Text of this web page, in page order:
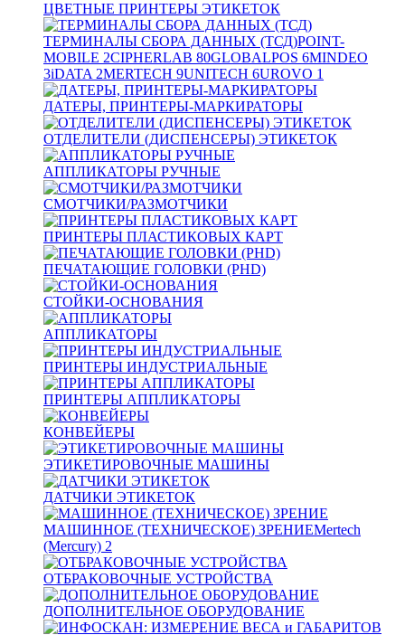
ЦВЕТНЫЕ ПРИНТЕРЫ ЭТИКЕТОК
ТЕРМИНАЛЫ СБОРА ДАННЫХ (ТСД)POINT-
MOBILE 2CIPHERLAB 80GLOBALPOS 6MINDEO
3iDATA 2MERTECH 9UNITECH 6UROVO 1
ДАТЕРЫ, ПРИНТЕРЫ-МАРКИРАТОРЫ
ОТДЕЛИТЕЛИ (ДИСПЕНСЕРЫ) ЭТИКЕТОК
АППЛИКАТОРЫ РУЧНЫЕ
СМОТЧИКИ/РАЗМОТЧИКИ
ПРИНТЕРЫ ПЛАСТИКОВЫХ КАРТ
ПЕЧАТАЮЩИЕ ГОЛОВКИ (PHD)
СТОЙКИ-ОСНОВАНИЯ
АППЛИКАТОРЫ
ПРИНТЕРЫ ИНДУСТРИАЛЬНЫЕ
ПРИНТЕРЫ АППЛИКАТОРЫ
КОНВЕЙЕРЫ
ЭТИКЕТИРОВОЧНЫЕ МАШИНЫ
ДАТЧИКИ ЭТИКЕТОК
МАШИННОЕ (ТЕХНИЧЕСКОЕ) ЗРЕНИЕMertech
(Mercury) 2
ОТБРАКОВОЧНЫЕ УСТРОЙСТВА
ДОПОЛНИТЕЛЬНОЕ ОБОРУДОВАНИЕ